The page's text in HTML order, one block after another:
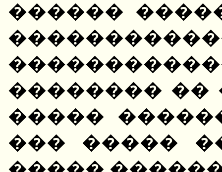
������
�������� ��
�����
��� �����